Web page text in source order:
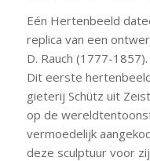
Eén Hertenbeeld
replica van een
D. Rauch (1777-1857).
Dit eerste
gieterij Schütz uit
op de
vermoedelijk
deze sculptuur voor